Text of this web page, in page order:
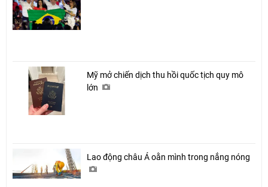
Mỹ mở chiến dịch thu hồi quốc tịch quy mô
lớn
Lao động châu Á oằn mình trong nắng nóng